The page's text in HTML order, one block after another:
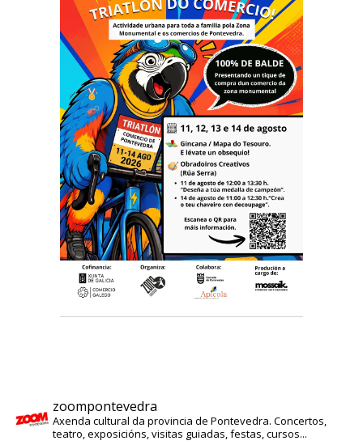
zoompontevedra
Axenda cultural da provincia de Pontevedra. Concertos,
teatro, exposicións, visitas guiadas, festas, cursos...